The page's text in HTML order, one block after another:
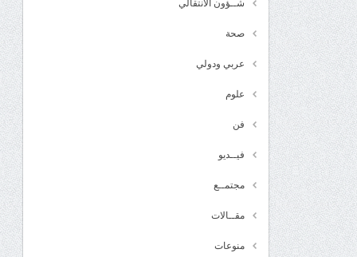
شــؤون الانتقالي
صحة
عربي ودولي
علوم
فن
فيــديو
مجتمــع
مقــالات
منوعات